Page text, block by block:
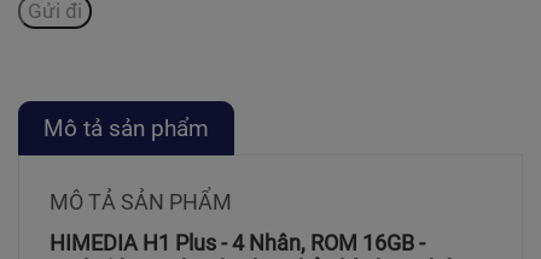
Mô tả sản phẩm
MÔ TẢ SẢN PHẨM
HIMEDIA H1 Plus - 4 Nhân, ROM 16GB -